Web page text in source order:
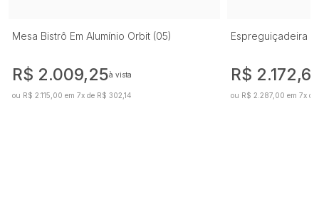
Mesa Bistrô Em Alumínio Orbit (05)
R$ 2.009,25à vista
ou R$ 2.115,00 em 7x de R$ 302,14
Espreguiçadeira
R$
ou R$ 2.287,00 em 7x de